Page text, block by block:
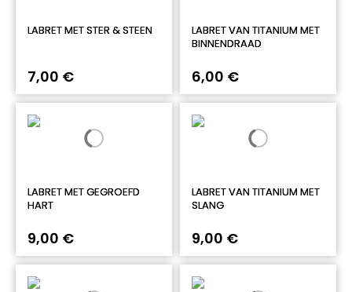
LABRET MET STER & STEEN
7,00 €
LABRET VAN TITANIUM MET
BINNENDRAAD
6,00 €
LABRET MET GEGROEFD
HART
9,00 €
LABRET VAN TITANIUM MET
SLANG
9,00 €